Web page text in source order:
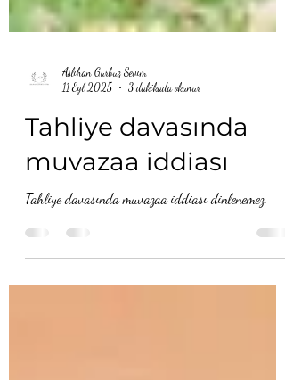
Aslıhan Gürbüz Sevim
11 Eyl 2025
3 dakikada okunur
Tahliye davasında
muvazaa iddiası